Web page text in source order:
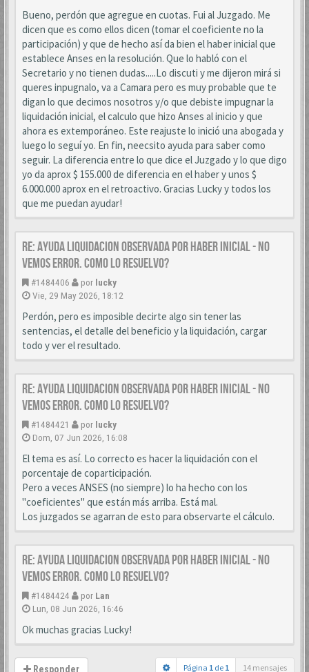
Bueno, perdón que agregue en cuotas. Fui al Juzgado. Me
dicen que es como ellos dicen (tomar el coeficiente no la
participación) y que de hecho así da bien el haber inicial que
establece Anses en la resolución. Que lo habló con el
Secretario y no tienen dudas.....Lo discuti y me dijeron mirá si
queres inpugnalo, va a Camara pero es muy probable que te
digan lo que decimos nosotros y/o que debiste impugnar la
liquidación inicial, el calculo que hizo Anses al inicio y que
ahora es extemporáneo. Este reajuste lo inició una abogada y
luego lo seguí yo. En fin, neecsito ayuda para saber como
seguir. La diferencia entre lo que dice el Juzgado y lo que digo
yo da aprox $ 155.000 de diferencia en el haber y unos $
6.000.000 aprox en el retroactivo. Gracias Lucky y todos los
que me puedan ayudar!
Re: AYUDA LIQUIDACION OBSERVADA POR HABER INICIAL - NO
VEMOS ERROR. COMO LO RESUELVO?
#1484406 por lucky
Vie, 29 May 2026, 18:12
Perdón, pero es imposible decirte algo sin tener las
sentencias, el detalle del beneficio y la liquidación, cargar
todo y ver el resultado.
Re: AYUDA LIQUIDACION OBSERVADA POR HABER INICIAL - NO
VEMOS ERROR. COMO LO RESUELVO?
#1484421 por lucky
Dom, 07 Jun 2026, 16:08
El tema es así. Lo correcto es hacer la liquidación con el
porcentaje de coparticipación.
Pero a veces ANSES (no siempre) lo ha hecho con los
"coeficientes" que están más arriba. Está mal.
Los juzgados se agarran de esto para observarte el cálculo.
Re: AYUDA LIQUIDACION OBSERVADA POR HABER INICIAL - NO
VEMOS ERROR. COMO LO RESUELVO?
#1484424 por Lan
Lun, 08 Jun 2026, 16:46
Ok muchas gracias Lucky!
Responder Página 1 de 1 14 mensajes